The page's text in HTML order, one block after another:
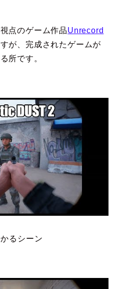
点のゲーム作品Unrecord
が、完成されたゲームが
所です。
るシーン